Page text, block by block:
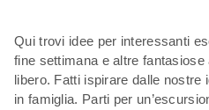
Qui trovi idee per interessanti
fine settimana e altre
libero. Fatti ispirare dalle nostre
in famiglia. Parti per